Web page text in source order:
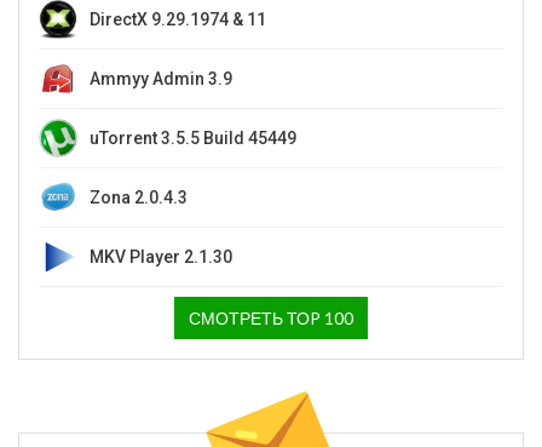
DirectX 9.29.1974 & 11
Ammyy Admin 3.9
uTorrent 3.5.5 Build 45449
Zona 2.0.4.3
MKV Player 2.1.30
СМОТРЕТЬ ТОP 100